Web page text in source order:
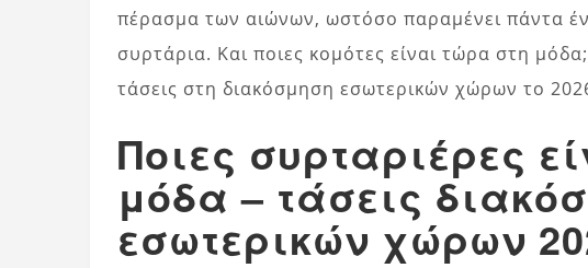
πέρασμα των αιώνων, ωστόσο παραμένει πάντα
συρτάρια. Και ποιες κομότες είναι τώρα στη
τάσεις στη διακόσμηση εσωτερικών χώρων το
Ποιες συρταριέρες
μόδα – τάσεις
εσωτερικών χώρων